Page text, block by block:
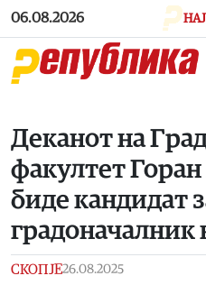
Skip to main content
06.08.2026
Деканот на
факултет
биде кандидат
градоначалник
СКОПЈЕ26.08.2025